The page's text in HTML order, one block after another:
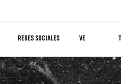
REDES SOCIALES VE